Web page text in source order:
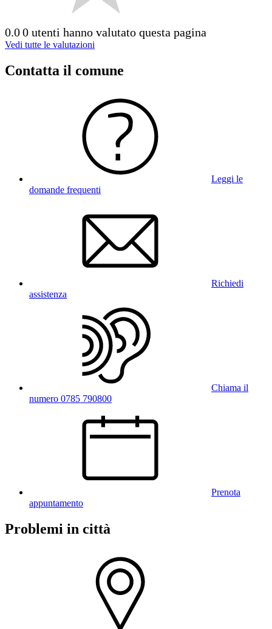
0.00 utenti hanno valutato questa pagina
Vedi tutte le valutazioni
Contatta il comune
Leggi le
domande frequenti
Richiedi
assistenza
Chiama il
numero 0785 790800
Prenota
appuntamento
Problemi in città